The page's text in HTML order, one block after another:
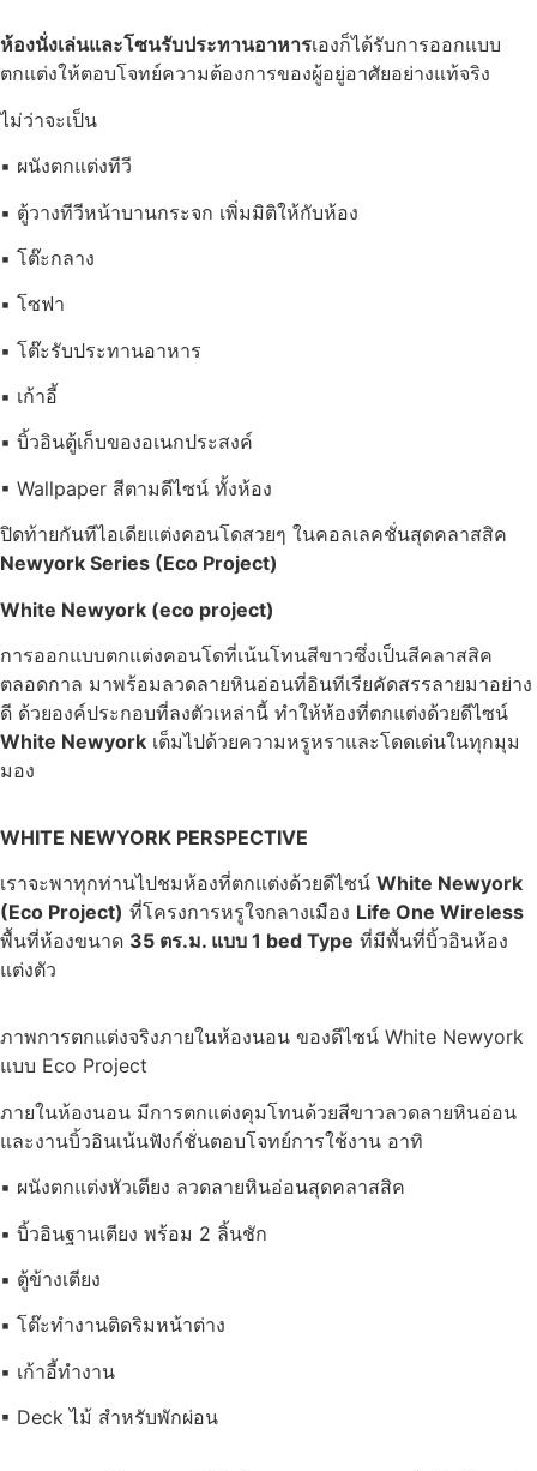
ห้องนั่งเล่นและโซนรับประทานอาหารเองก็ได้รับการออกแบบ
ตกแต่งให้ตอบโจทย์ความต้องการของผู้อยู่อาศัยอย่างแท้จริง
ไม่ว่าจะเป็น
▪ ผนังตกแต่งทีวี
▪ ตู้วางทีวีหน้าบานกระจก เพิ่มมิติให้กับห้อง
▪ โต๊ะกลาง
▪ โซฟา
▪ โต๊ะรับประทานอาหาร
▪ เก้าอี้
▪ บิ้วอินตู้เก็บของอเนกประสงค์
▪ Wallpaper สีตามดีไซน์ ทั้งห้อง
ปิดท้ายกันทีไอเดียแต่งคอนโดสวยๆ ในคอลเลคชั่นสุดคลาสสิค
Newyork Series (Eco Project)
White Newyork (eco project)
การออกแบบตกแต่งคอนโดที่เน้นโทนสีขาวซึ่งเป็นสีคลาสสิค
ตลอดกาล มาพร้อมลวดลายหินอ่อนที่อินทีเรียคัดสรรลายมาอย่าง
ดี ด้วยองค์ประกอบที่ลงตัวเหล่านี้ ทำให้ห้องที่ตกแต่งด้วยดีไซน์
White Newyork เต็มไปด้วยความหรูหราและโดดเด่นในทุกมุม
มอง
WHITE NEWYORK PERSPECTIVE
เราจะพาทุกท่านไปชมห้องที่ตกแต่งด้วยดีไซน์ White Newyork
(Eco Project) ที่โครงการหรูใจกลางเมือง Life One Wireless
พื้นที่ห้องขนาด 35 ตร.ม. แบบ 1 bed Type ที่มีพื้นที่บิ้วอินห้อง
แต่งตัว
ภาพการตกแต่งจริงภายในห้องนอน ของดีไซน์ White Newyork
แบบ Eco Project
ภายในห้องนอน มีการตกแต่งคุมโทนด้วยสีขาวลวดลายหินอ่อน
และงานบิ้วอินเน้นฟังก์ชั่นตอบโจทย์การใช้งาน อาทิ
▪ ผนังตกแต่งหัวเตียง ลวดลายหินอ่อนสุดคลาสสิค
▪ บิ้วอินฐานเตียง พร้อม 2 ลิ้นชัก
▪ ตู้ข้างเตียง
▪ โต๊ะทำงานติดริมหน้าต่าง
▪ เก้าอี้ทำงาน
▪ Deck ไม้ สำหรับพักผ่อน